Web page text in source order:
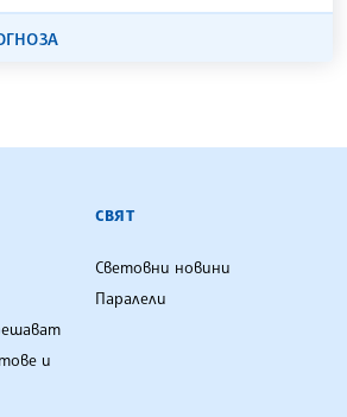
АГЕНЦИЯ
и
СВЯТ
Световни новини
Паралели